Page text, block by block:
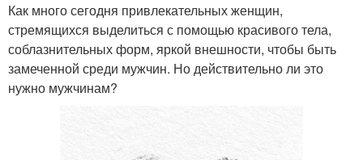
Как много сегодня привлекательных женщин,
стремящихся выделиться с помощью красивого тела,
соблазнительных форм, яркой внешности, чтобы быть
замеченной среди мужчин. Но действительно ли это
нужно мужчинам?